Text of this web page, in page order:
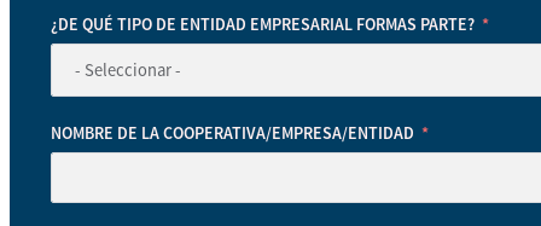
¿DE QUÉ TIPO DE ENTIDAD EMPRESARIAL FORMAS PARTE?
NOMBRE DE LA COOPERATIVA/EMPRESA/ENTIDAD